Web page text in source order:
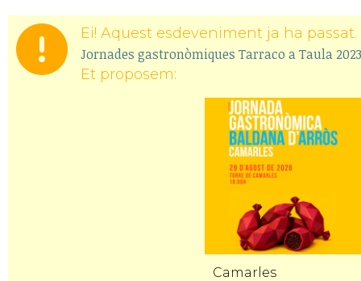
Ei! Aquest esdeveniment ja ha
Jornades gastronòmiques Tarraco a Taula
Et proposem:
Camarles